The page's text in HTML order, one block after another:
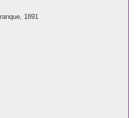
1891